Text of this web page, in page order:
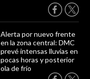
Alerta por nuevo frente
en la zona central: DMC
prevé intensas lluvias en
pocas horas y posterior
ola de frío